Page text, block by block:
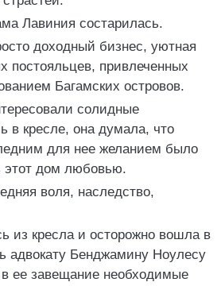
Лавиния состарилась.
доходный бизнес, уютная
постояльцев, привлеченных
Багамских островов.
солидные
в кресле, она думала, что
для нее желанием было
этот дом любовью.
воля, наследство,
из кресла и осторожно вошла в
адвокату Бенджамину Ноулесу
в ее завещание необходимые